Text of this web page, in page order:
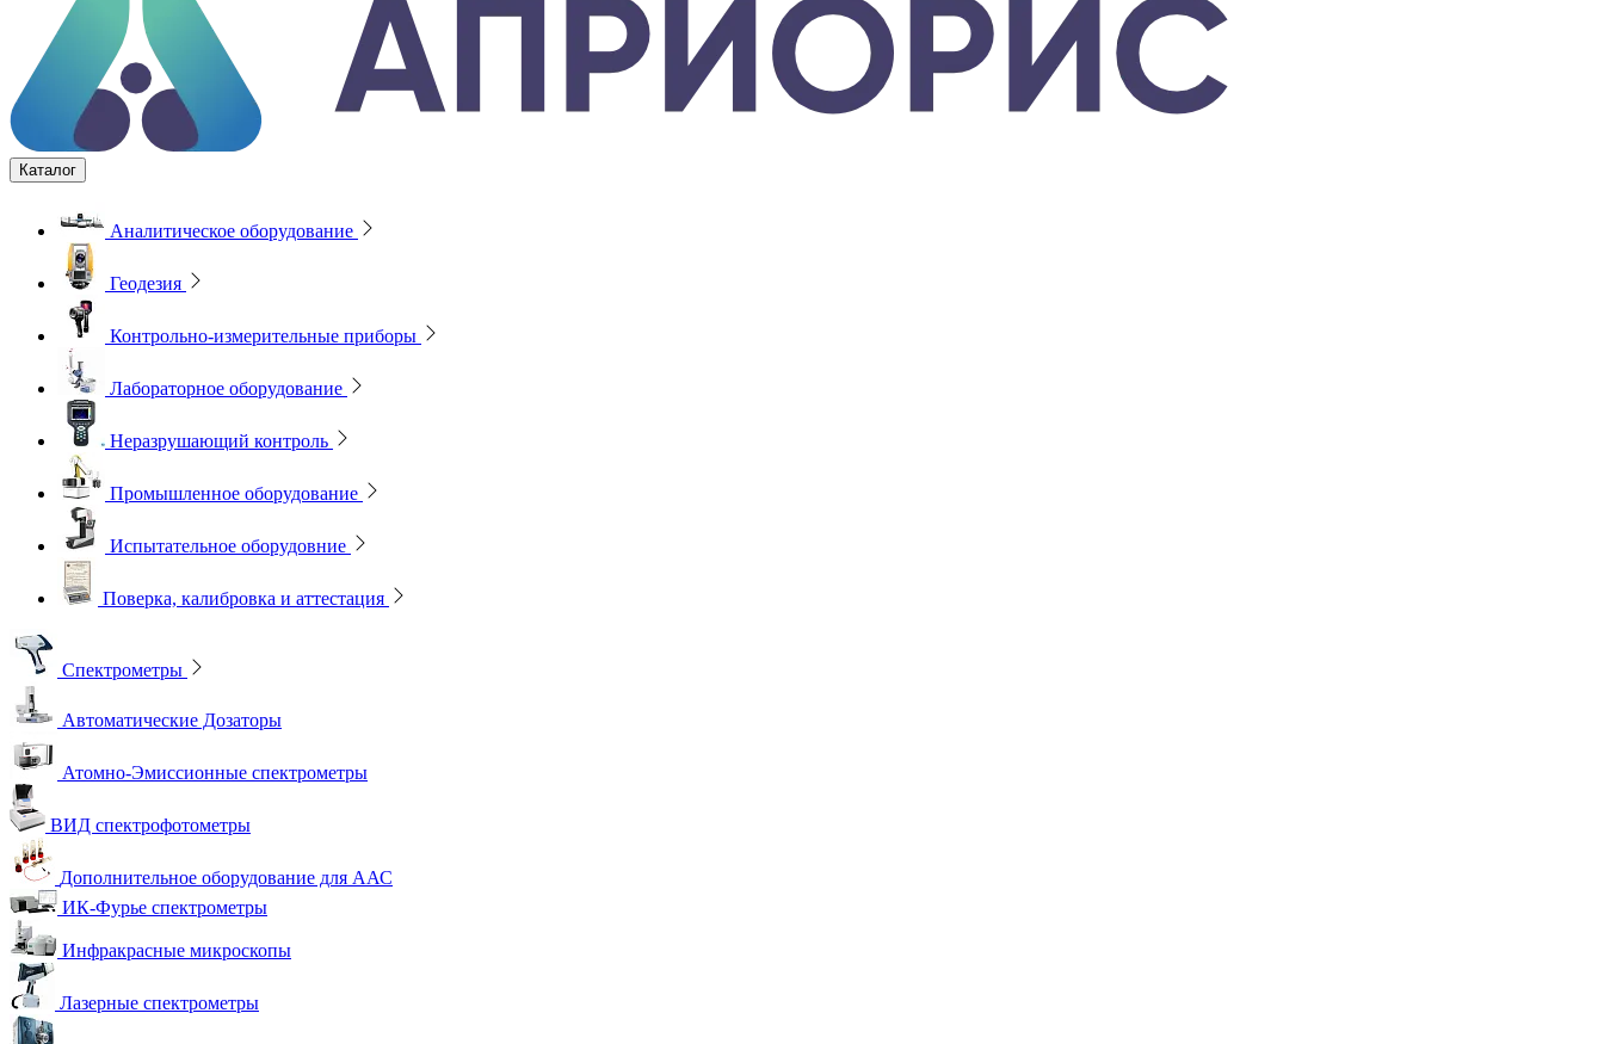
Каталог
Аналитическое оборудование
Геодезия
Контрольно-измерительные приборы
Лабораторное оборудование
Неразрушающий контроль
Промышленное оборудование
Испытательное оборудовние
Поверка, калибровка и аттестация
Спектрометры
Автоматические Дозаторы
Атомно-Эмиссионные спектрометры
ВИД спектрофотометры
Дополнительное оборудование для ААС
ИК-Фурье спектрометры
Инфракрасные микроскопы
Лазерные спектрометры